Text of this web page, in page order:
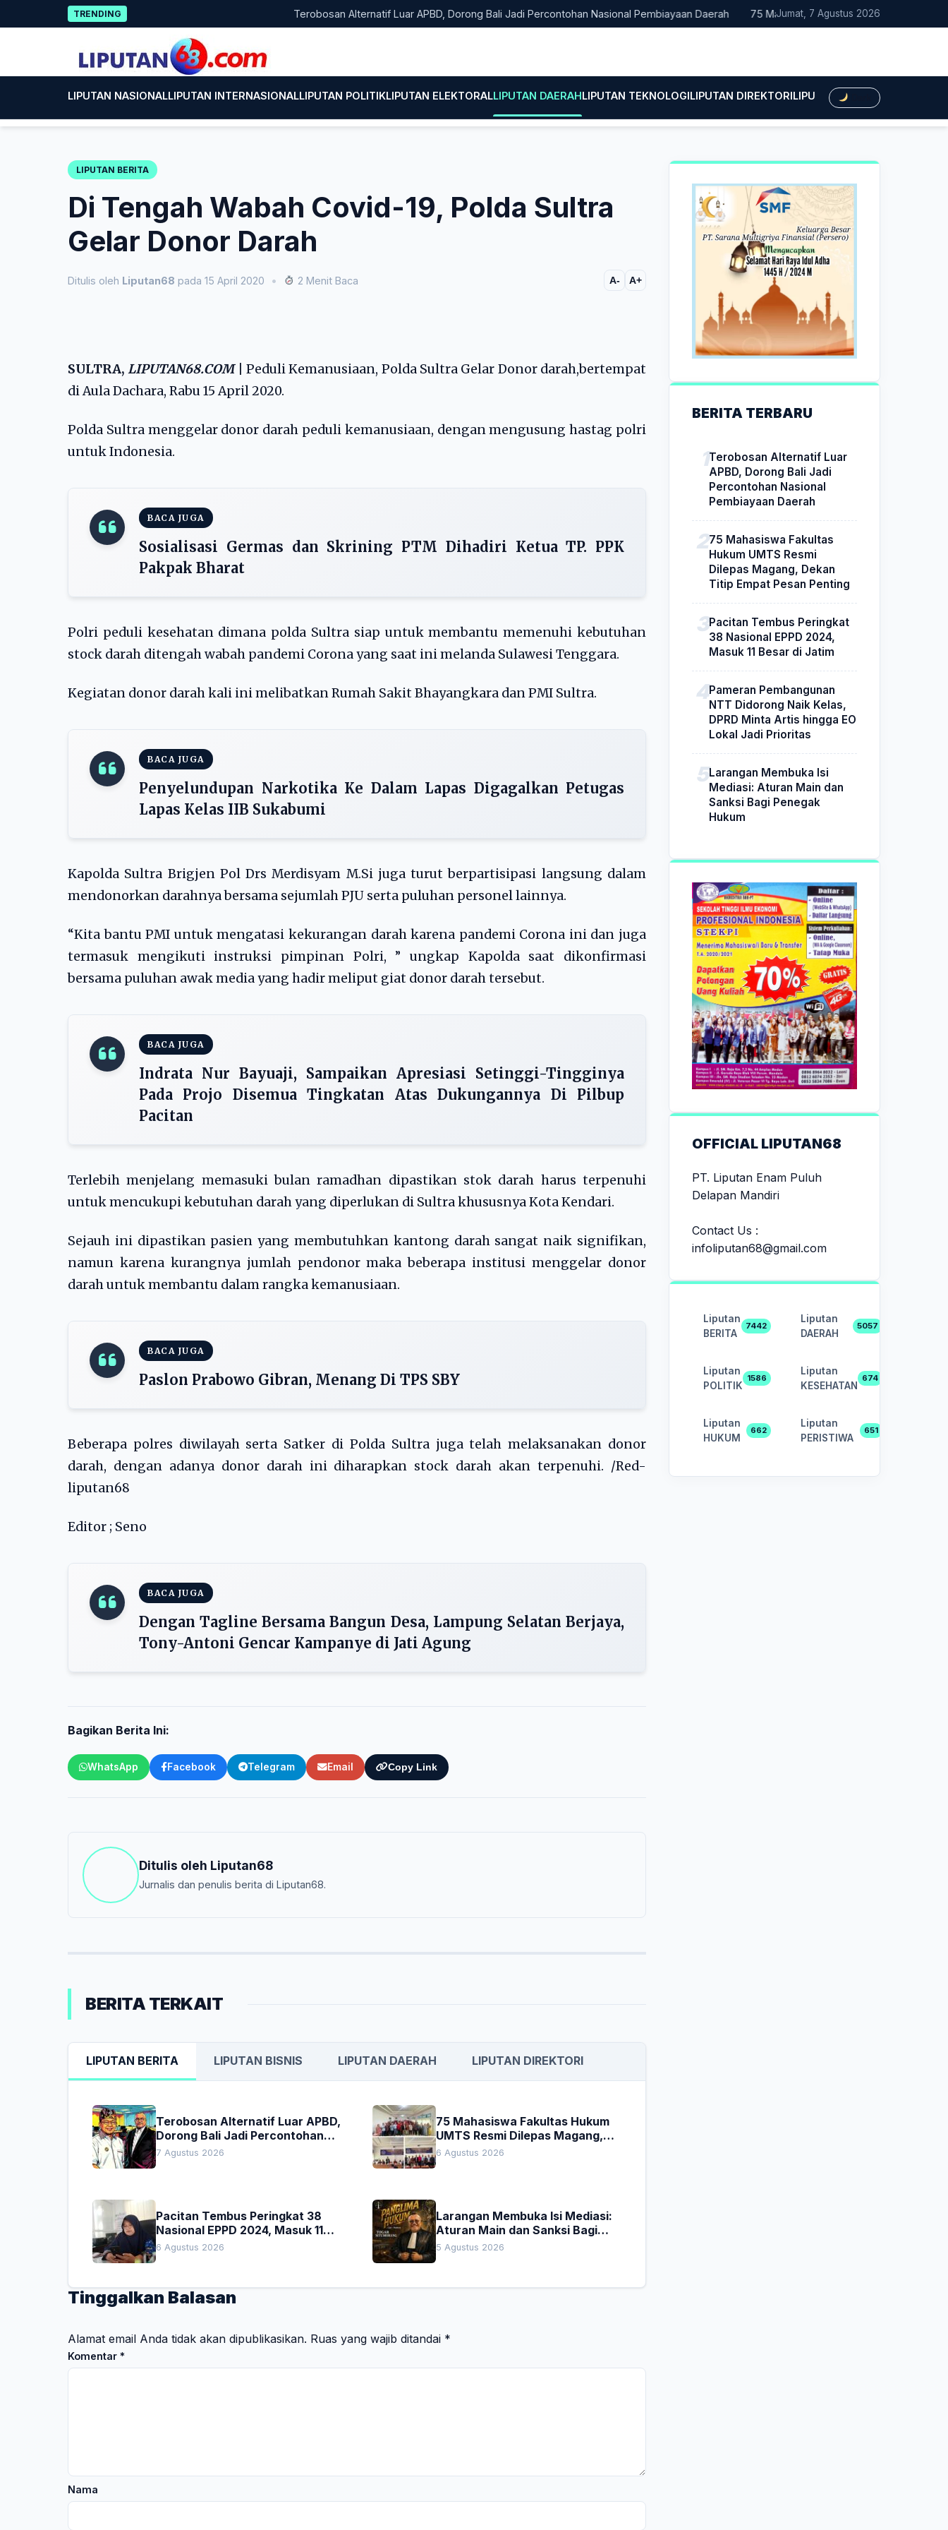
to
TRENDING Terobosan Alternatif Luar APBD, Dorong Bali Jadi Percontohan Nasional Pembiayaan Daerah 75 Mahasiswa Fakultas Hukum UMTS Resmi
Jumat, 7 Agustus 2026
LIPUTAN NASIONALLIPUTAN INTERNASIONALLIPUTAN POLITIKLIPUTAN ELEKTORALLIPUTAN DAERAHLIPUTAN TEKNOLOGILIPUTAN DIREKTORILIPUTAN HUKUMLIPUTAN
LIPUTAN BERITA
Di Tengah Wabah Covid-19, Polda Sultra
Gelar Donor Darah
Ditulis oleh Liputan68 pada 15 April 2020 • 2 Menit Baca A- A+
SULTRA,LIPUTAN68.COM|Peduli Kemanusiaan, Polda Sultra Gelar Donor darah,bertempat
di Aula Dachara, Rabu 15 April 2020.
Polda Sultra menggelar donor darah peduli kemanusiaan, dengan mengusung hastag polri
untuk Indonesia.
BACA JUGA
Sosialisasi Germas dan Skrining PTM Dihadiri Ketua TP. PPK
Pakpak Bharat
Polri peduli kesehatan dimana polda Sultra siap untuk membantu memenuhi kebutuhan
stock darah ditengah wabah pandemi Corona yang saat ini melanda Sulawesi Tenggara.
Kegiatan donor darah kali ini melibatkan Rumah Sakit Bhayangkara dan PMI Sultra.
BACA JUGA
Penyelundupan Narkotika Ke Dalam Lapas Digagalkan Petugas
Lapas Kelas IIB Sukabumi
Kapolda Sultra Brigjen Pol Drs Merdisyam M.Si juga turut berpartisipasi langsung dalam
mendonorkan darahnya bersama sejumlah PJU serta puluhan personel lainnya.
“Kita bantu PMI untuk mengatasi kekurangan darah karena pandemi Corona ini dan juga
termasuk mengikuti instruksi pimpinan Polri, ” ungkap Kapolda saat dikonfirmasi
bersama puluhan awak media yang hadir meliput giat donor darah tersebut.
BACA JUGA
Indrata Nur Bayuaji, Sampaikan Apresiasi Setinggi-Tingginya
Pada Projo Disemua Tingkatan Atas Dukungannya Di Pilbup
Pacitan
Terlebih menjelang memasuki bulan ramadhan dipastikan stok darah harus terpenuhi
untuk mencukupi kebutuhan darah yang diperlukan di Sultra khususnya Kota Kendari.
Sejauh ini dipastikan pasien yang membutuhkan kantong darah sangat naik signifikan,
namun karena kurangnya jumlah pendonor maka beberapa institusi menggelar donor
darah untuk membantu dalam rangka kemanusiaan.
BACA JUGA
Paslon Prabowo Gibran, Menang Di TPS SBY
Beberapa polres diwilayah serta Satker di Polda Sultra juga telah melaksanakan donor
darah, dengan adanya donor darah ini diharapkan stock darah akan terpenuhi. /Red-
liputan68
Editor ; Seno
BACA JUGA
Dengan Tagline Bersama Bangun Desa, Lampung Selatan Berjaya,
Tony-Antoni Gencar Kampanye di Jati Agung
Bagikan Berita Ini:
WhatsApp Facebook Telegram Email Copy Link
Ditulis oleh Liputan68
Jurnalis dan penulis berita di Liputan68.
BERITA TERKAIT
LIPUTAN BERITA LIPUTAN BISNIS LIPUTAN DAERAH LIPUTAN DIREKTORI
Terobosan Alternatif Luar APBD,
Dorong Bali Jadi Percontohan
Nasional Pembiayaan Daerah
7 Agustus 2026
75 Mahasiswa Fakultas Hukum
UMTS Resmi Dilepas Magang,
Dekan Titip Empat Pesan
6 Agustus 2026
Pacitan Tembus Peringkat 38
Nasional EPPD 2024, Masuk 11
Besar di Jatim
6 Agustus 2026
Larangan Membuka Isi Mediasi:
Aturan Main dan Sanksi Bagi
Penegak Hukum
5 Agustus 2026
Tinggalkan Balasan
Alamat email Anda tidak akan dipublikasikan. Ruas yang wajib ditandai *
Komentar *
Nama
BERITA TERBARU
Terobosan Alternatif Luar
APBD, Dorong Bali Jadi
Percontohan Nasional
Pembiayaan Daerah
75 Mahasiswa Fakultas
Hukum UMTS Resmi
Dilepas Magang, Dekan
Titip Empat Pesan Penting
Pacitan Tembus Peringkat
38 Nasional EPPD 2024,
Masuk 11 Besar di Jatim
Pameran Pembangunan
NTT Didorong Naik Kelas,
DPRD Minta Artis hingga EO
Lokal Jadi Prioritas
Larangan Membuka Isi
Mediasi: Aturan Main dan
Sanksi Bagi Penegak
Hukum
OFFICIAL LIPUTAN68
PT. Liputan Enam Puluh
Delapan Mandiri
Contact Us :
infoliputan68@gmail.com
Liputan
BERITA
7442
Liputan
DAERAH
5057
Liputan
POLITIK
1586
Liputan
KESEHATAN
674
Liputan
HUKUM
662
Liputan
PERISTIWA
651